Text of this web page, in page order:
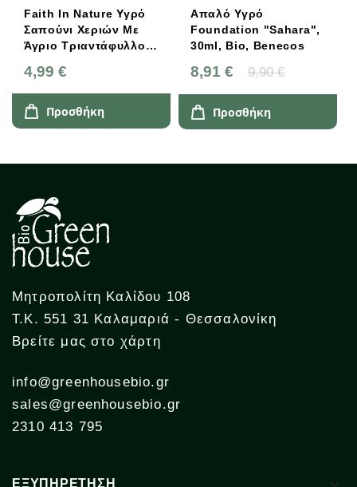
Faith In Nature Υγρό
Σαπούνι Χεριών Με
Άγριο Τριαντάφυλλο
4,99 €
Προσθήκη
Απαλό Υγρό
Foundation "Sahara",
30ml, Bio, Benecos
8,91 € 9,90 €
Προσθήκη
Μητροπολίτη Καλίδου 108
Τ.Κ. 551 31 Καλαμαριά - Θεσσαλονίκη
Βρείτε μας στο χάρτη
info@greenhousebio.gr
sales@greenhousebio.gr
2310 413 795
ΕΞΥΠΗΡΕΤΗΣΗ